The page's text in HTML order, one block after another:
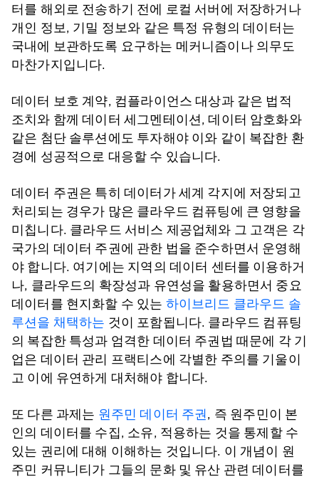
터를 해외로 전송하기 전에 로컬 서버에 저장하거나
개인 정보, 기밀 정보와 같은 특정 유형의 데이터는
국내에 보관하도록 요구하는 메커니즘이나 의무도
마찬가지입니다.
데이터 보호 계약, 컴플라이언스 대상과 같은 법적
조치와 함께 데이터 세그멘테이션, 데이터 암호화와
같은 첨단 솔루션에도 투자해야 이와 같이 복잡한 환
경에 성공적으로 대응할 수 있습니다.
데이터 주권은 특히 데이터가 세계 각지에 저장되고
처리되는 경우가 많은 클라우드 컴퓨팅에 큰 영향을
미칩니다. 클라우드 서비스 제공업체와 그 고객은 각
국가의 데이터 주권에 관한 법을 준수하면서 운영해
야 합니다. 여기에는 지역의 데이터 센터를 이용하거
나, 클라우드의 확장성과 유연성을 활용하면서 중요
데이터를 현지화할 수 있는 하이브리드 클라우드 솔
루션을 채택하는 것이 포함됩니다. 클라우드 컴퓨팅
의 복잡한 특성과 엄격한 데이터 주권법 때문에 각 기
업은 데이터 관리 프랙티스에 각별한 주의를 기울이
고 이에 유연하게 대처해야 합니다.
또 다른 과제는 원주민 데이터 주권, 즉 원주민이 본
인의 데이터를 수집, 소유, 적용하는 것을 통제할 수
있는 권리에 대해 이해하는 것입니다. 이 개념이 원
주민 커뮤니티가 그들의 문화 및 유산 관련 데이터를